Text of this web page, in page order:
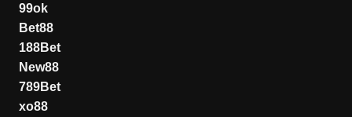
99ok
Bet88
188Bet
New88
789Bet
xo88